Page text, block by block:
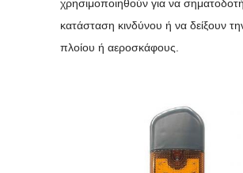
χρησιμοποιηθούν για να
κατάσταση κινδύνου ή να δείξουν
πλοίου ή αεροσκάφους.